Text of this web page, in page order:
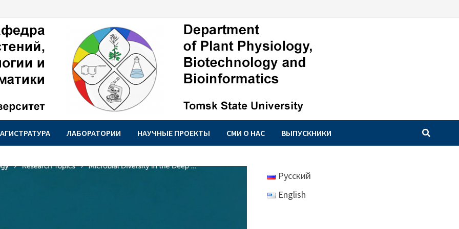
ЛАБОРАТОРИИ НАУЧНЫЕ ПРОЕКТЫ СМИ О НАС ВЫПУСКНИКИ
Русский
English